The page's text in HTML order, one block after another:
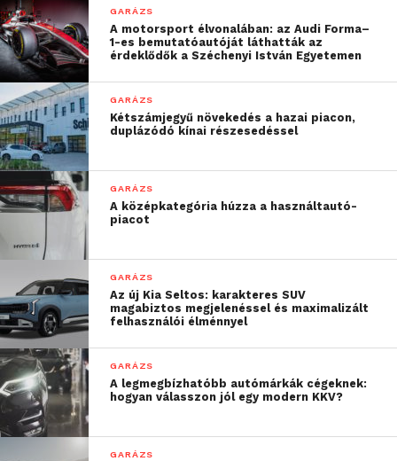
GARÁZS
A motorsport élvonalában: az Audi Forma–
1-es bemutatóautóját láthatták az
érdeklődők a Széchenyi István Egyetemen
GARÁZS
Kétszámjegyű növekedés a hazai piacon,
duplázódó kínai részesedéssel
GARÁZS
A középkategória húzza a használtautó-
piacot
GARÁZS
Az új Kia Seltos: karakteres SUV
magabiztos megjelenéssel és maximalizált
felhasználói élménnyel
GARÁZS
A legmegbízhatóbb autómárkák cégeknek:
hogyan válasszon jól egy modern KKV?
GARÁZS